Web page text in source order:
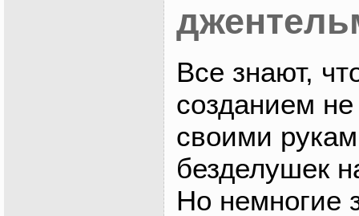
Все знают,
созданием не
своими
безделушек
Но немногие